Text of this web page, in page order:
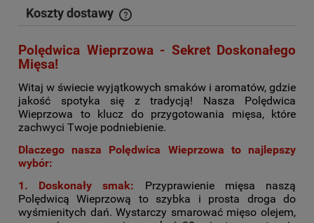
Koszty dostawy
Cena nie zawiera ewentualnych kosztów płatności
Polędwica Wieprzowa - Sekret Doskonałego
Mięsa!
Witaj w świecie wyjątkowych smaków i aromatów, gdzie
jakość spotyka się z tradycją! Nasza Polędwica
Wieprzowa to klucz do przygotowania mięsa, które
zachwyci Twoje podniebienie.
Dlaczego nasza Polędwica Wieprzowa to najlepszy
wybór:
1. Doskonały smak:
Przyprawienie mięsa naszą
Polędwicą Wieprzową to szybka i prosta droga do
wyśmienitych dań. Wystarczy smarować mięso olejem,